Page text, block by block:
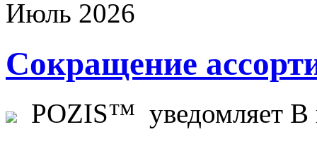
Июль 2026
Сокращение
POZIS™ уведомляет В